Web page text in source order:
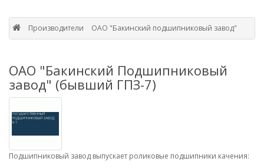
Производители ОАО "Бакинский подшипниковый завод"
ОАО "Бакинский Подшипниковый
завод" (бывший ГПЗ-7)
Подшипниковый завод выпускает роликовые подшипники качения: